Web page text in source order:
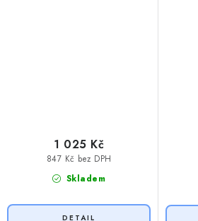
Skladem
847 Kč bez DPH
1 025 Kč